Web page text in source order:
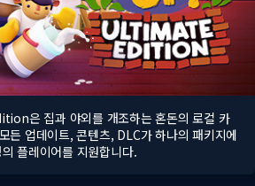
은 집과 야외를 개조하는 혼돈의 로컬 카
든 업데이트, 콘텐츠, DLC가 하나의 패키지에
플레이어를 지원합니다.